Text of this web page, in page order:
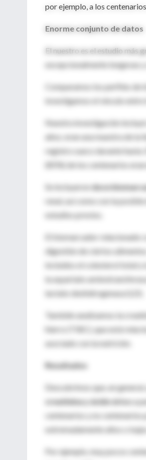
por ejemplo, a los
Enorme conjunto de datos
El nuestro es el estudio más
excepcionalmente longevas
Comparamos los perfiles
investigamos el vínculo
Nuestra investigación
años; eran una muestra de
registro sueco durante hasta
(85%) de los centenarios
Se incluyerondoce
renal, así como con la
estudios previos.
El biomarcador relacionado
digestión de ciertos
incluidos el colesterol total y
la aspartato
lactato deshidrogenasa (LD).
También analizamos la
hierro (TIBC), que está
asociado con la nutrición.
Resultados
Descubrimos que, en
creatinina y ácido úricoa
centenarios y no
extremadamente altos o bajos.
Por ejemplo, muy pocos